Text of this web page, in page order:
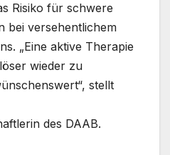
Risiko für schwere
bei versehentlichem
„Eine aktive Therapie
wieder zu
stellt
des DAAB.